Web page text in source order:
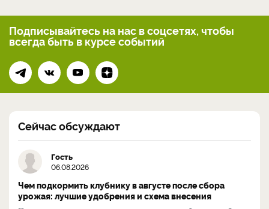
Подписывайтесь на нас в соцсетях, чтобы
всегдабыть в курсе событий
Сейчас обсуждают
Гость
06.08.2026
Чем подкормить клубнику в августе после сбора
урожая: лучшие удобрения и схема внесения